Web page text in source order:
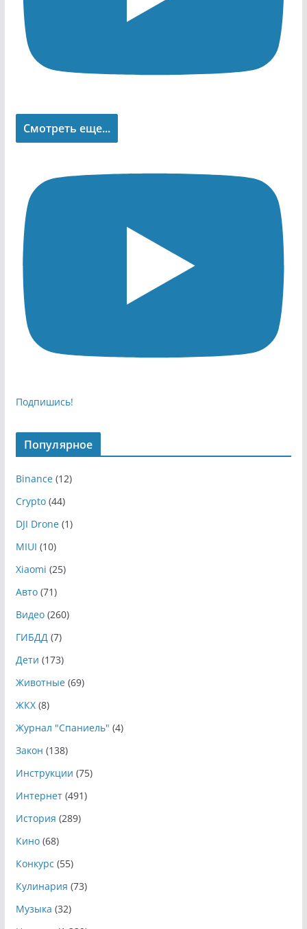
Смотреть еще...
Подпишись!
Популярное
Binance(12)
Crypto(44)
DJI Drone(1)
MIUI (10)
Xiaomi (25)
Авто(71)
Видео(260)
ГИБДД (7)
Дети (173)
Животные(69)
ЖКХ(8)
Журнал "Спаниель" (4)
Закон (138)
Инструкции (75)
Интернет(491)
История (289)
Кино(68)
Конкурс (55)
Кулинария (73)
Музыка (32)